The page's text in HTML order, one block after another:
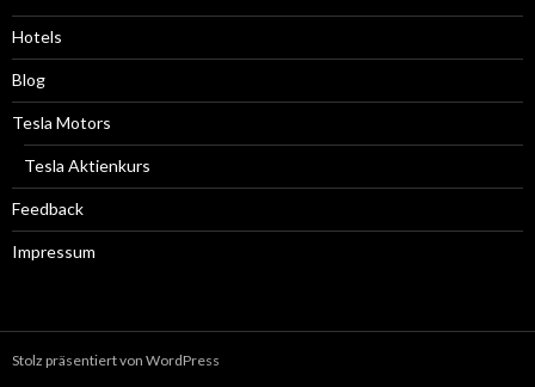
Hotels
Blog
Tesla Motors
Tesla Aktienkurs
Feedback
Impressum
Stolz präsentiert von WordPress